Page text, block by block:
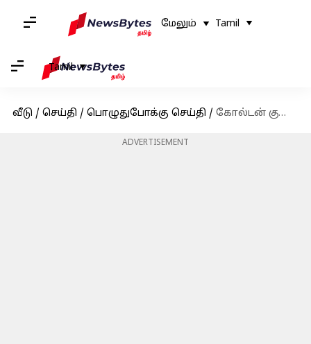
மேலும் Tamil
Tamil
வீடு / செய்தி / பொழுதுபோக்கு செய்தி / கோல்டன் குளோப்ஸ் ஏமாற்றம்: இந்தியாவின் ஒரே நம்பிக்கையான பாயல் கபாடியாவிற்கு ஜஸ்ட் மிஸ்ஸான சிறந்த இயக்குனர் விருது
ADVERTISEMENT